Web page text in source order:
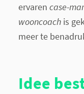
ervaren case-
wooncoachis
meer te
Idee